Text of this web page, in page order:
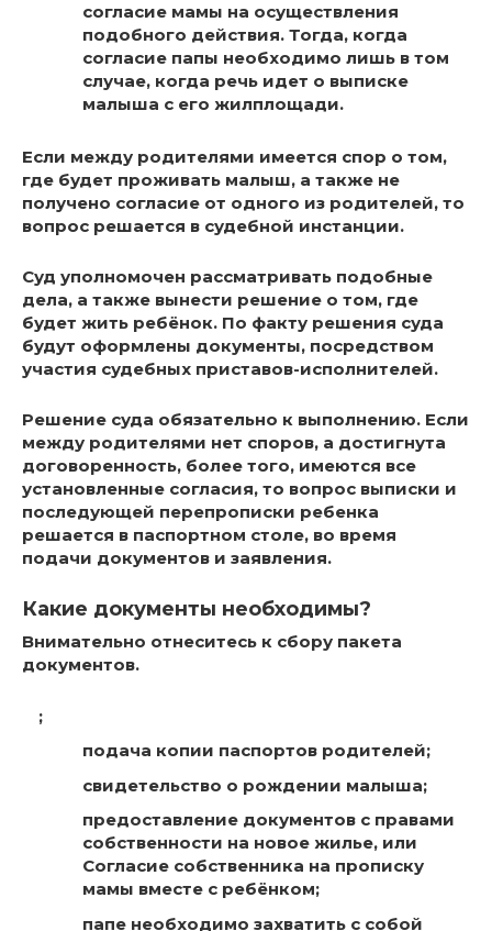
согласие мамы на осуществления
подобного действия. Тогда, когда
согласие папы необходимо лишь в том
случае, когда речь идет о выписке
малыша с его жилплощади.
Если между родителями имеется спор о том,
где будет проживать малыш, а также не
получено согласие от одного из родителей, то
вопрос решается в судебной инстанции.
Суд уполномочен рассматривать подобные
дела, а также вынести решение о том, где
будет жить ребёнок. По факту решения суда
будут оформлены документы, посредством
участия судебных приставов-исполнителей.
Решение суда обязательно к выполнению. Если
между родителями нет споров, а достигнута
договоренность, более того, имеются все
установленные согласия, то вопрос выписки и
последующей перепрописки ребенка
решается в паспортном столе, во время
подачи документов и заявления.
Какие документы необходимы?
Внимательно отнеситесь к сбору пакета
документов.
;
подача копии паспортов родителей;
свидетельство о рождении малыша;
предоставление документов с правами
собственности на новое жилье, или
Согласие собственника на прописку
мамы вместе с ребёнком;
папе необходимо захватить с собой